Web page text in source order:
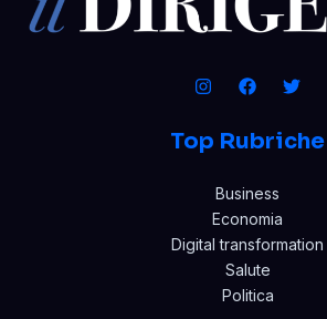
Top Rubriche
Business
Economia
Digital transformation
Salute
Politica